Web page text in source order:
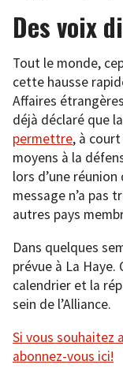
Des voix
Tout le monde,
cette hausse
Affaires
déjà déclaré que
permettre, à
moyens à la
lors d’une réunion
message n’a pas
autres pays
Dans quelques
prévue à La
calendrier et la
sein de l’Alliance.
Si vous souhaitez
abonnez-vous ici!